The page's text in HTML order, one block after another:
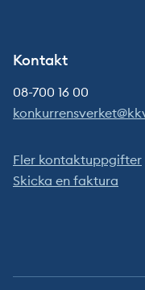
Kontakt
08-700 16 00
Fler kontaktuppgifter
Skicka en faktura